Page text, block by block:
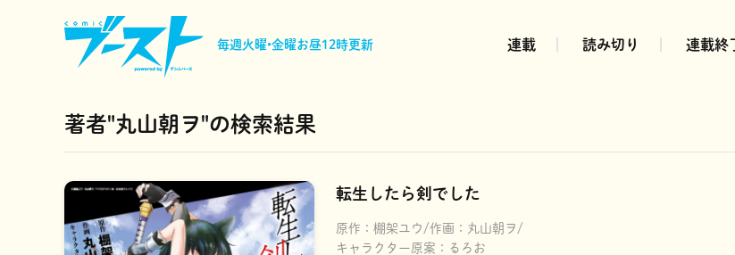
毎週火曜•金曜お昼12時更新 連載 読み切り 連載終
著者"丸山朝ヲ"の検索結果
転生したら剣でした
原作： 棚架ユウ 作画： 丸山朝ヲ
キャラクター原案： るろお